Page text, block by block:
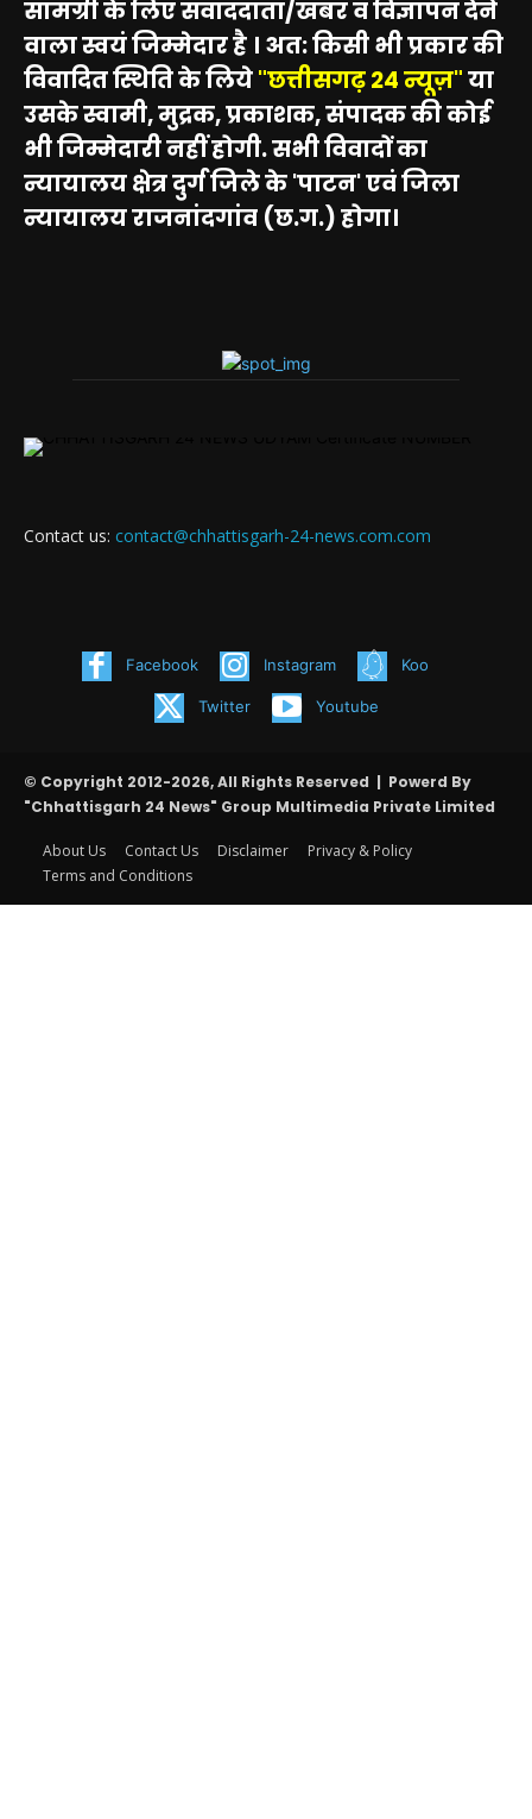
सामग्री के लिए संवाददाता/खबर व विज्ञापन देने
वाला स्वयं जिम्मेदार है । अत: किसी भी प्रकार की
विवादित स्थिति के लिये"छत्तीसगढ़ 24 न्यूज़"या
उसके स्वामी, मुद्रक, प्रकाशक, संपादक की कोई
भी जिम्मेदारी नहीं होगी. सभी विवादों का
न्यायालय क्षेत्र दुर्ग जिले के 'पाटन' एवं जिला
न्यायालय राजनांदगांव (छ.ग.) होगा।
Contact us: contact@chhattisgarh-24-news.com.com
Facebook Instagram Koo
Twitter Youtube
© Copyright 2012-2026, All Rights Reserved | Powerd By
"Chhattisgarh 24 News" Group Multimedia Private Limited
About Us Contact Us Disclaimer
Privacy & Policy
Terms and Conditions